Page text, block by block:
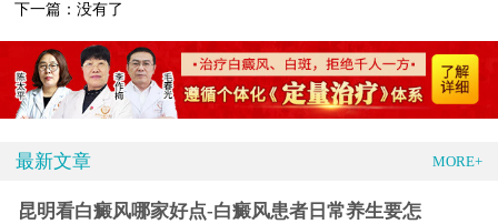
下一篇：没有了
最新文章 MORE+
昆明看白癜风哪家好点-白癜风患者日常养生要怎